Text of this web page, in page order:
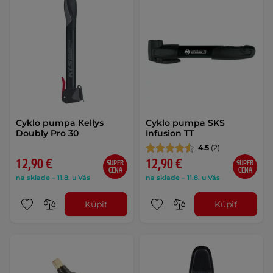
Cyklo pumpa Kellys
Doubly Pro 30
12,90 €
na sklade – 11.8. u Vás
SUPER
CENA
Kúpiť
Cyklo pumpa SKS
Infusion TT
4.5 (2)
12,90 €
na sklade – 11.8. u Vás
SUPER
CENA
Kúpiť